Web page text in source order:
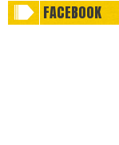
FACEBOOK